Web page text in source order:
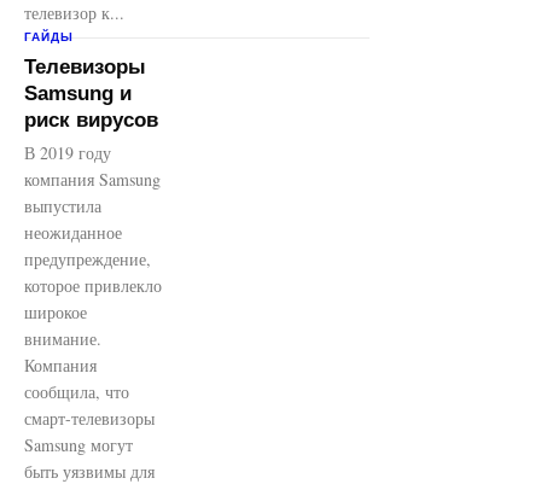
телевизор к...
ГАЙДЫ
Телевизоры
Samsung и
риск вирусов
В 2019 году
компания Samsung
выпустила
неожиданное
предупреждение,
которое привлекло
широкое
внимание.
Компания
сообщила, что
смарт-телевизоры
Samsung могут
быть уязвимы для